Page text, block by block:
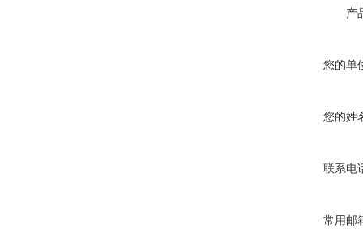
产
您的单
您的姓
联系电
常用邮